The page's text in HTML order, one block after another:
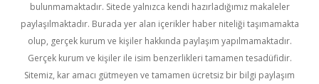
bulunmamaktadır. Sitede yalnızca kendi hazırladığımız makaleler
paylaşılmaktadır. Burada yer alan içerikler haber niteliği taşımamakta
olup, gerçek kurum ve kişiler hakkında paylaşım yapılmamaktadır.
Gerçek kurum ve kişiler ile isim benzerlikleri tamamen tesadüfidir.
Sitemiz, kar amacı gütmeyen ve tamamen ücretsiz bir bilgi paylaşım